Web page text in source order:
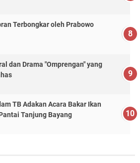
Terbongkar oleh Prabowo
dan Drama "Omprengan" yang
TB Adakan Acara Bakar Ikan
Tanjung Bayang